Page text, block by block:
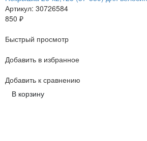
Артикул: 30726584
850 ₽
Быстрый просмотр
Добавить в избранное
Добавить к сравнению
В корзину